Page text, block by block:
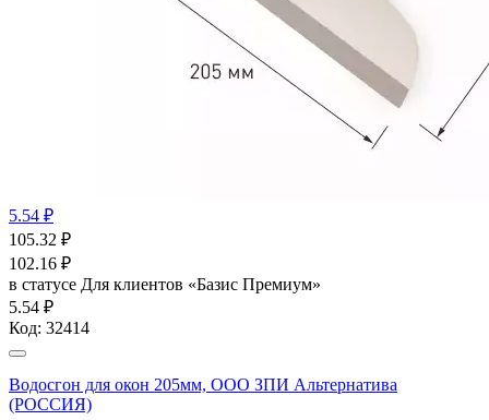
5.54 ₽
105.32 ₽
102.16 ₽
в статусе Для клиентов «Базис Премиум»
5.54 ₽
Код: 32414
Водосгон для окон 205мм, ООО ЗПИ Альтернатива
(РОССИЯ)